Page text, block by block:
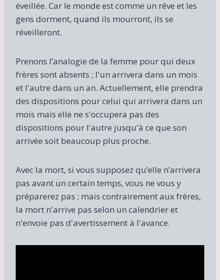
éveillée. Car le monde est comme un rêve et les
gens dorment, quand ils mourront, ils se
réveilleront.
Prenons l’analogie de la femme pour qui deux
frères sont absents ; l'un arrivera dans un mois
et l'autre dans un an. Actuellement, elle prendra
des dispositions pour celui qui arrivera dans un
mois mais elle ne s'occupera pas des
dispositions pour l'autre jusqu'à ce que son
arrivée soit beaucoup plus proche.
Avec la mort, si vous supposez qu’elle n’arrivera
pas avant un certain temps, vous ne vous y
préparerez pas ; mais contrairement aux frères,
la mort n'arrive pas selon un calendrier et
n'envoie pas d'avertissement à l'avance.